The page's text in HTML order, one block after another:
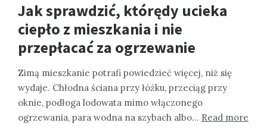
Jak sprawdzić, którędy ucieka
ciepło z mieszkania i nie
przepłacać za ogrzewanie
Zimą mieszkanie potrafi powiedzieć więcej, niż się
wydaje. Chłodna ściana przy łóżku, przeciąg przy
oknie, podłoga lodowata mimo włączonego
ogrzewania, para wodna na szybach albo… Read more